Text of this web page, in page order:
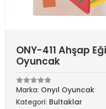
ONY-411 Ahşap
Oyuncak
Marka: Onyıl Oyuncak
Kategori: Bultaklar